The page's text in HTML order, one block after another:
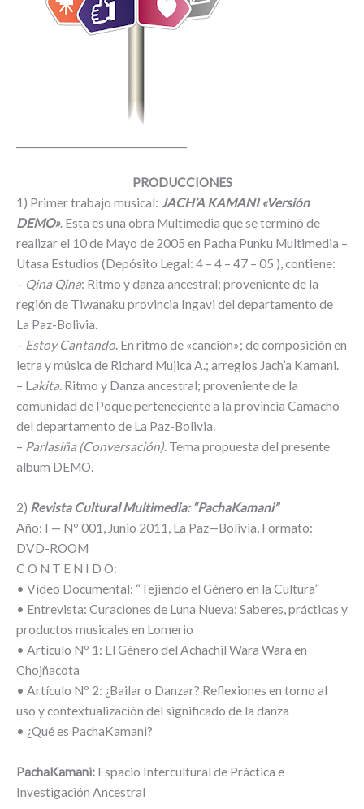
PRODUCCIONES
1) Primer trabajo musical: JACH’A KAMANI «Versión
DEMO». Esta es una obra Multimedia que se terminó de
realizar el 10 de Mayo de 2005 en Pacha Punku Multimedia –
Utasa Estudios (Depósito Legal: 4 – 4 – 47 – 05 ), contiene:
– Qina Qina: Ritmo y danza ancestral; proveniente de la
región de Tiwanaku provincia Ingavi del departamento de
La Paz-Bolivia.
– Estoy Cantando. En ritmo de «canción»; de composición en
letra y música de Richard Mujica A.; arreglos Jach’a Kamani.
– Lakita. Ritmo y Danza ancestral; proveniente de la
comunidad de Poque perteneciente a la provincia Camacho
del departamento de La Paz-Bolivia.
– Parlasiña (Conversación). Tema propuesta del presente
album DEMO.
2) Revista Cultural Multimedia: “PachaKamani”
Año: I — Nº 001, Junio 2011, La Paz—Bolivia, Formato:
DVD-ROOM
C O N T E N I D O:
• Video Documental: “Tejiendo el Género en la Cultura”
• Entrevista: Curaciones de Luna Nueva: Saberes, prácticas y
productos musicales en Lomerio
• Artículo Nº 1: El Género del Achachil Wara Wara en
Chojñacota
• Artículo Nº 2: ¿Bailar o Danzar? Reflexiones en torno al
uso y contextualización del significado de la danza
• ¿Qué es PachaKamani?
PachaKamani: Espacio Intercultural de Práctica e
Investigación Ancestral